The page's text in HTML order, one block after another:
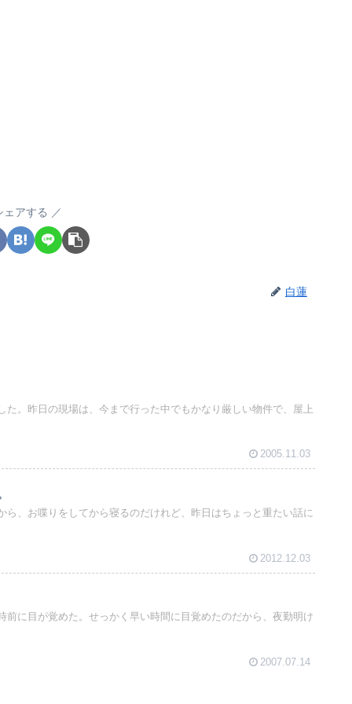
ェアする
白蓮
た。昨日の現場は、今まで行った中でもかなり厳しい物件で、屋上
2005.11.03
ら、お喋りをしてから寝るのだけれど、昨日はちょっと重たい話に
2012.12.03
前に目が覚めた。せっかく早い時間に目覚めたのだから、夜勤明け
2007.07.14